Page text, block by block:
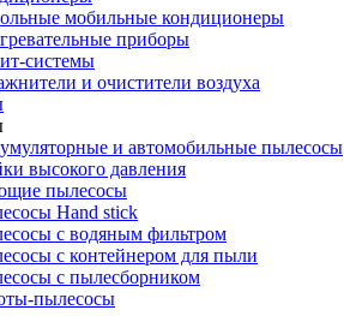
мобильные кондиционеры
приборы
системы
и очистители воздуха
и автомобильные пылесосы
высокого давления
пылесосы
Hand stick
с водяным фильтром
с контейнером для пыли
с пылесборником
пылесосы